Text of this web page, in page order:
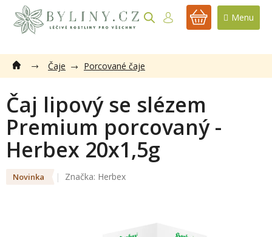
obsah
NÁKUPNÍ
Čaje Porcované čaje
Čaj lipový se slézem
Premium porcovaný -
Herbex 20x1,5g
Novinka Značka: Herbex